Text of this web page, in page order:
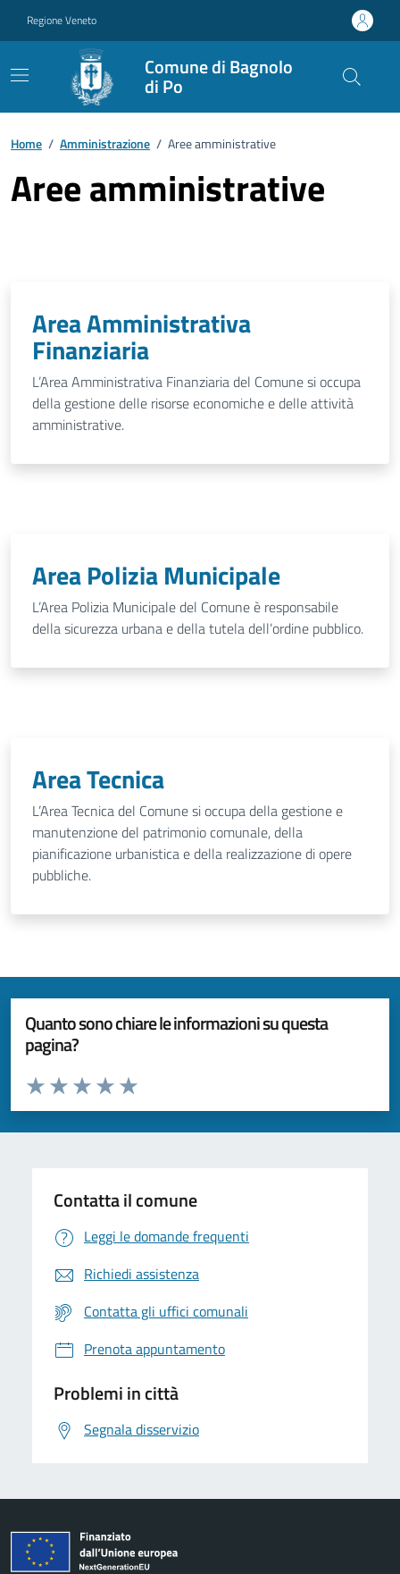
Regione Veneto
Comune di Bagnolo
di Po
Home / Amministrazione / Aree amministrative
Aree amministrative
Area Amministrativa
Finanziaria
L’Area Amministrativa Finanziaria del Comune si occupa
della gestione delle risorse economiche e delle attività
amministrative.
Area Polizia Municipale
L’Area Polizia Municipale del Comune è responsabile
della sicurezza urbana e della tutela dell’ordine pubblico.
Area Tecnica
L’Area Tecnica del Comune si occupa della gestione e
manutenzione del patrimonio comunale, della
pianificazione urbanistica e della realizzazione di opere
pubbliche.
Quanto sono chiare le informazioni su questa
pagina?
Valuta da 1 a 5 stelle la pagina
Valuta 5 stelle su 5
Valuta 4 stelle su 5
Valuta 3 stelle su 5
Valuta 2 stelle su 5
Valuta 1 stelle su 5
Contatta il comune
Leggi le domande frequenti
Richiedi assistenza
Contatta gli uffici comunali
Prenota appuntamento
Problemi in città
Segnala disservizio